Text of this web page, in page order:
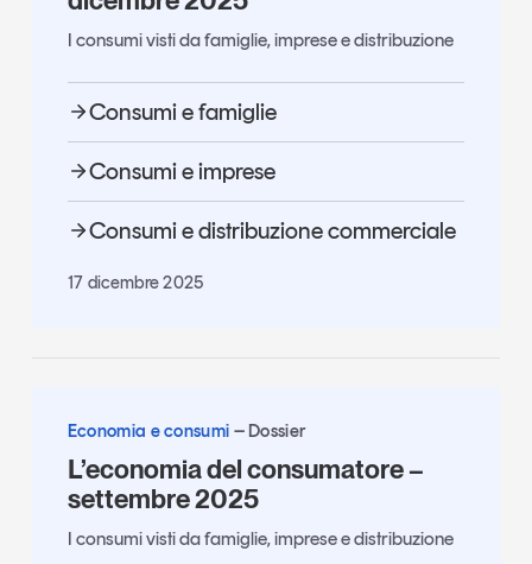
I consumi visti da famiglie, imprese e distribuzione
Consumi e famiglie
Consumi e imprese
Consumi e distribuzione commerciale
17 dicembre 2025
Economia e consumi Dossier
L’economia del consumatore –
settembre 2025
I consumi visti da famiglie, imprese e distribuzione